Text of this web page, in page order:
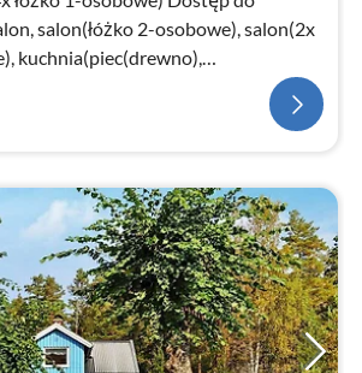
salon(łóżko 2-osobowe), salon(2x
kuchnia(piec(drewno),